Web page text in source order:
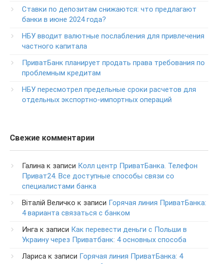
Круглосуточный телефон поддержки владельцев карт
класса GOLD
0-800-504-707
Круглосуточный телефон поддержки обслуживания
0-800-500-030
0-800-500-804
Ставки по депозитам снижаются: что предлагают
банки в июне 2024 года?
НБУ вводит валютные послабления для привлечения
частного капитала
ПриватБанк планирует продать права требования по
проблемным кредитам
НБУ пересмотрел предельные сроки расчетов для
отдельных экспортно-импортных операций
Свежие комментарии
Галина к записи Колл центр ПриватБанка. Телефон
Приват24. Все доступные способы связи со
специалистами банка
Віталій Величко к записи Горячая линия ПриватБанка:
4 варианта связаться с банком
Инга к записи Как перевести деньги с Польши в
Украину через Приватбанк: 4 основных способа
Лариса к записи Горячая линия ПриватБанка: 4